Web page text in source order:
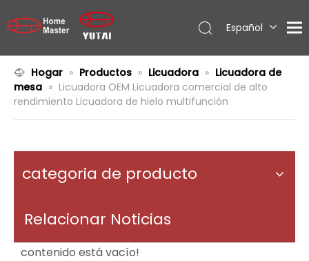
Español
العربية
Français
Hogar » Productos » Licuadora » Licuadora de
mesa » Licuadora OEM Licuadora comercial de alto
rendimiento Licuadora de hielo multifunción
categoria de producto
Relacionar Noticias
contenido está vacío!